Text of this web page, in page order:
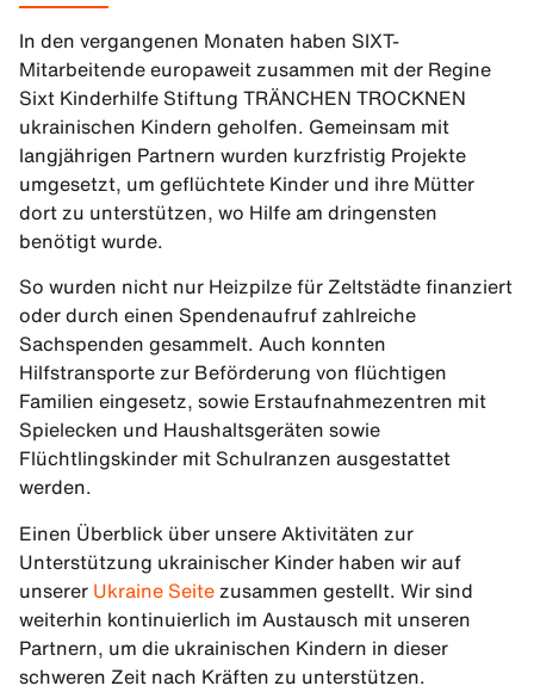
In den vergangenen Monaten haben SIXT-
Mitarbeitende europaweit zusammen mit der Regine
Sixt Kinderhilfe Stiftung TRÄNCHEN TROCKNEN
ukrainischen Kindern geholfen. Gemeinsam mit
langjährigen Partnern wurden kurzfristig Projekte
umgesetzt, um geflüchtete Kinder und ihre Mütter
dort zu unterstützen, wo Hilfe am dringensten
benötigt wurde.
So wurden nicht nur Heizpilze für Zeltstädte finanziert
oder durch einen Spendenaufruf zahlreiche
Sachspenden gesammelt. Auch konnten
Hilfstransporte zur Beförderung von flüchtigen
Familien eingesetz, sowie Erstaufnahmezentren mit
Spielecken und Haushaltsgeräten sowie
Flüchtlingskinder mit Schulranzen ausgestattet
werden.
Einen Überblick über unsere Aktivitäten zur
Unterstützung ukrainischer Kinder haben wir auf
unserer Ukraine Seitezusammen gestellt. Wir sind
weiterhin kontinuierlich im Austausch mit unseren
Partnern, um die ukrainischen Kindern in dieser
schweren Zeit nach Kräften zu unterstützen.